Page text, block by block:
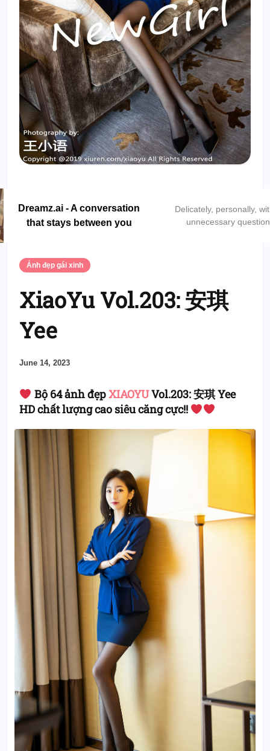
Dreamz.ai - A conversation
that stays between you
Delicately, personally,
unnecessary
Ảnh đẹp gái xinh
XiaoYu Vol.203: 安琪
Yee
June 14, 2023
Bộ 64 ảnh đẹpXIAOYUVol.203: 安琪 Yee
HD chất lượng cao siêu căng cực!!